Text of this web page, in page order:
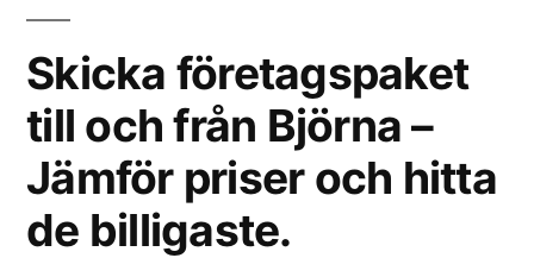
Skicka företagspaket
till och från Björna –
Jämför priser och hitta
de billigaste.